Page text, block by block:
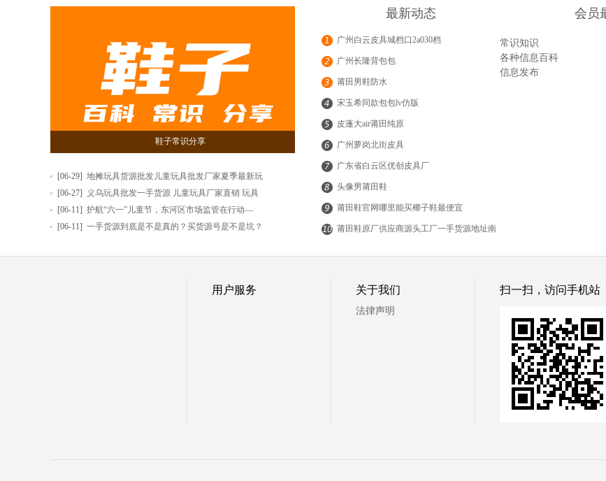
鞋子常识分享
[06-29] 地摊玩具货源批发儿童玩具批发厂家夏季最新玩
[06-27]
义乌玩具批发一手货源 儿童玩具厂家直销 玩具
[06-11] 护航“六一”儿童节，东河区市场监管在行动—
[06-11] 一手货源到底是不是真的？买货源号是不是坑？
最新动态
广州白云皮具城档口2a030档
广州长隆背包包
莆田男鞋防水
宋玉希同款包包lv仿版
皮蓬大air莆田纯原
广州萝岗北街皮具
广东省白云区优创皮具厂
头像男莆田鞋
莆田鞋官网哪里能买椰子鞋最便宜
莆田鞋原厂供应商源头工厂一手货源地址南
会员
常识知识
各种信息百科
信息发布
用户服务 关于我们
法律声明
扫一扫，访问手机站